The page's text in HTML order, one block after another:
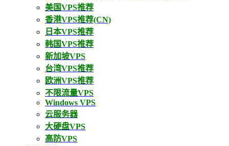
美国VPS推荐
香港VPS推荐(CN)
日本VPS推荐
韩国VPS推荐
新加坡VPS
台湾VPS推荐
欧洲VPS推荐
不限流量VPS
Windows VPS
云服务器
大硬盘VPS
高防VPS